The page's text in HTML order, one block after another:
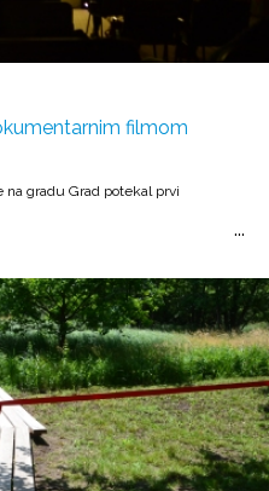
filmom
na gradu Grad potekal prvi